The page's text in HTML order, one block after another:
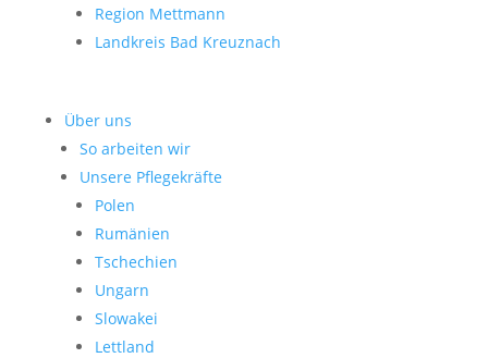
Region Mettmann
Landkreis Bad Kreuznach
Über uns
So arbeiten wir
Unsere Pflegekräfte
Polen
Rumänien
Tschechien
Ungarn
Slowakei
Lettland